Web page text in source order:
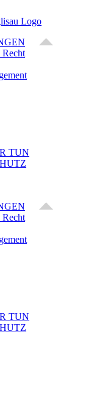
Recht
TUN
Recht
TUN